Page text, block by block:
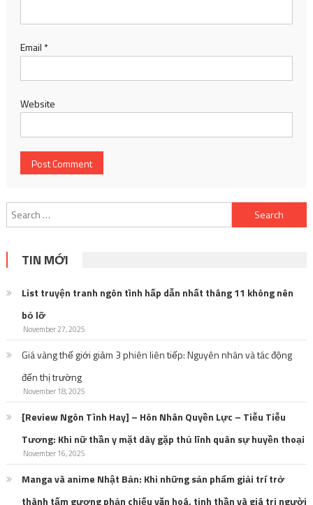
Email *
Website
Search
for:
TIN MỚI
List truyện tranh ngôn tình hấp dẫn nhất tháng 11 không nên
bỏ lỡ
November 27, 2025
Giá vàng thế giới giảm 3 phiên liên tiếp: Nguyên nhân và tác động
đến thị trường
November 18, 2025
[Review Ngôn Tình Hay] – Hôn Nhân Quyền Lực – Tiễu Tiễu
Tương: Khi nữ thần y mặt dày gặp thủ lĩnh quân sự huyền thoại
November 16, 2025
Manga và anime Nhật Bản: Khi những sản phẩm giải trí trở
thành tấm gương phản chiếu văn hoá, tinh thần và giá trị người